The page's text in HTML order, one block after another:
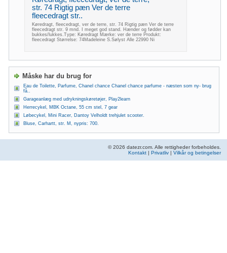
str. 74 Rigtig pæn Ver de terre
fleecedragt str..
Køredragt, fleecedragt, ver de terre, str. 74 Rigtig pæn Ver de terre
fleecedragt str. 9 mnd. I meget god stand. Hænder og fødder kan
bukkes/lukkes.Type: Køredragt Mærke: ver de terre Produkt:
fleecedragt Størrelse: 74Madeleine S.Sølyst Alle 22990 Ni
Måske har du brug for
Eau de Toilette, Parfume, Chanel chance Chanel chance parfume - næsten som ny- brug
få..
Garageanlæg med udrykningskøretøjer, Play2learn
Herrecykel, MBK Octane, 55 cm stel, 7 gear
Løbecykel, Mini Racer, Dantoy Velholdt trehjulet scooter.
Bluse, Carhartt, str. M, nypris: 700.
© 2026 datezr.com. Alle rettigheder forbeholdes.
Kontakt | Privatliv | Vilkår og betingelser